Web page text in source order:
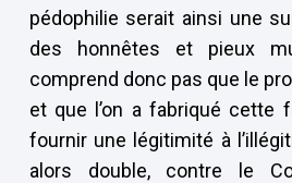
pédophilie serait ainsi une
des honnêtes et pieux
comprend donc pas que le
et que l’on a fabriqué cette
fournir une légitimité à
alors double, contre le